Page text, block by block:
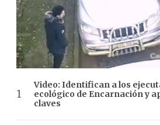
Video: Identifican a los
ecológico de Encarnación y
claves